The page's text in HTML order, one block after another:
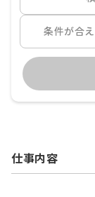
条件が合
仕事内容